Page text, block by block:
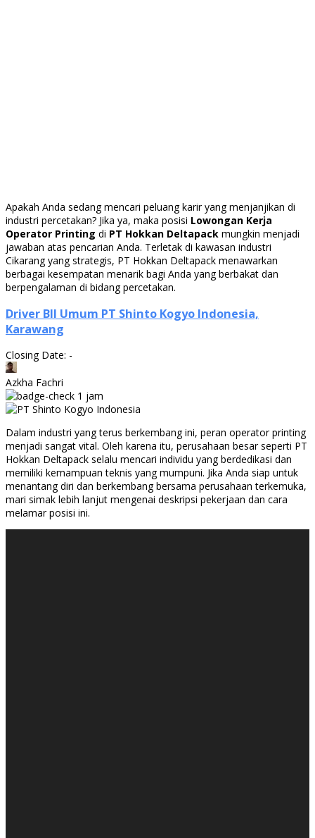
Apakah Anda sedang mencari peluang karir yang menjanjikan di
industri percetakan? Jika ya, maka posisi Lowongan Kerja
Operator Printing di PT Hokkan Deltapack mungkin menjadi
jawaban atas pencarian Anda. Terletak di kawasan industri
Cikarang yang strategis, PT Hokkan Deltapack menawarkan
berbagai kesempatan menarik bagi Anda yang berbakat dan
berpengalaman di bidang percetakan.
Driver BII Umum PT Shinto Kogyo Indonesia,
Karawang
Closing Date: -
Azkha Fachri
1 jam
Dalam industri yang terus berkembang ini, peran operator printing
menjadi sangat vital. Oleh karena itu, perusahaan besar seperti PT
Hokkan Deltapack selalu mencari individu yang berdedikasi dan
memiliki kemampuan teknis yang mumpuni. Jika Anda siap untuk
menantang diri dan berkembang bersama perusahaan terkemuka,
mari simak lebih lanjut mengenai deskripsi pekerjaan dan cara
melamar posisi ini.